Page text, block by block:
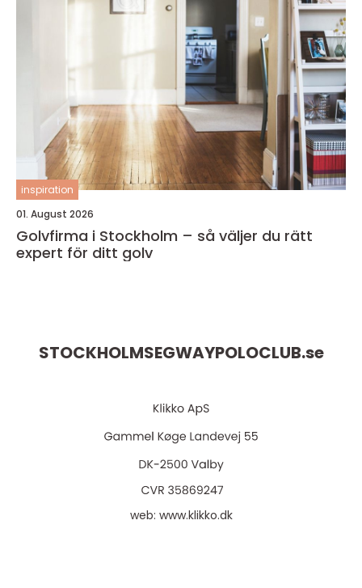
inspiration
01. August 2026
Golvfirma i Stockholm – så väljer du rätt
expert för ditt golv
STOCKHOLMSEGWAYPOLOCLUB.se
web: www.klikko.dk